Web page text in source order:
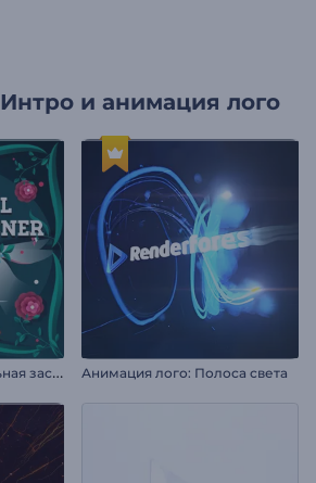
Интро и анимация лого
Р
азноцветная пасхальная заставка Анимация лого: Полоса света